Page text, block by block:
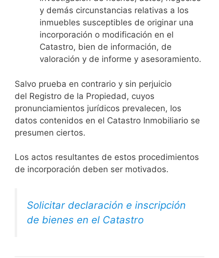
y demás circunstancias relativas a los
inmuebles susceptibles de originar una
incorporación o modificación en el
Catastro, bien de información, de
valoración y de informe y asesoramiento.
Salvo prueba en contrario y sin perjuicio
del Registro de la Propiedad, cuyos
pronunciamientos jurídicos prevalecen, los
datos contenidos en el Catastro Inmobiliario se
presumen ciertos.
Los actos resultantes de estos procedimientos
de incorporación deben ser motivados.
Solicitar declaración e inscripción
de bienes en el Catastro